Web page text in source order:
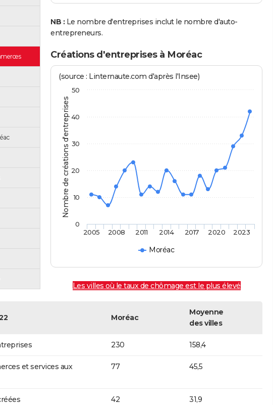
NB : Le nombre d'entreprises inclut le nombre d'auto-
entrepreneurs.
Créations d'entreprises à Moréac
Nombre de créations d'entreprises
(source : Linternaute.com d'après l'Insee)
Moréac
2005 2008 2011 2014 2017 2020 2023
0
10
20
30
40
50
Les villes où le taux de chômage est le plus élevé
Moréac
Moyenne
des villes
230 158,4
et services aux
77 45,5
42 31,9